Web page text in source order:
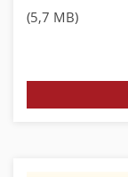
(5,7 MB)